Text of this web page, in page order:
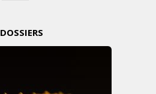
DOSSIERS